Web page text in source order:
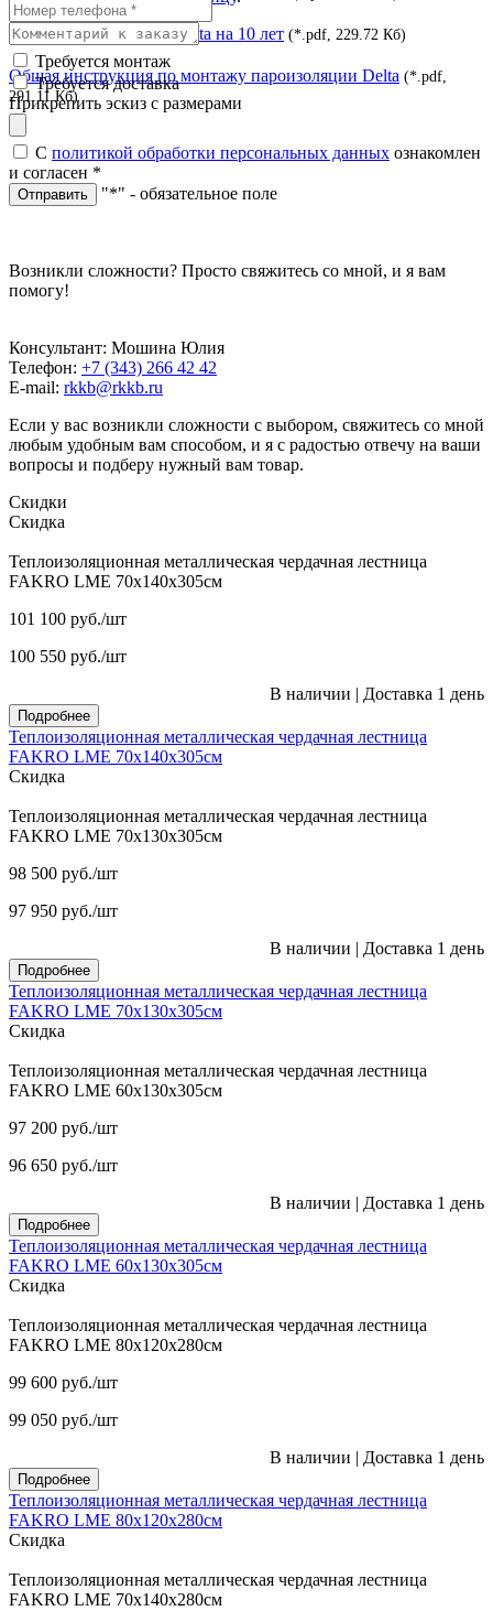
Гарантийная грамота Delta на 10 лет (*.pdf, 229.72 Кб)
Общая инструкция по монтажу пароизоляции Delta (*.pdf,
291.11 Кб)
Требуется монтаж
Требуется доставка
Прикрепить эскиз с размерами
С политикой обработки персональных данных ознакомлен
и согласен *
Отправить "*" - обязательное поле
Возникли сложности? Просто свяжитесь со мной, и я вам
помогу!
Консультант: Мошина Юлия
Телефон: +7 (343) 266 42 42
E-mail: rkkb@rkkb.ru
Если у вас возникли сложности с выбором, свяжитесь со мной
любым удобным вам способом, и я с радостью отвечу на ваши
вопросы и подберу нужный вам товар.
Скидки
Скидка
Теплоизоляционная металлическая чердачная лестница
FAKRO LME 70х140х305см
101 100 руб./шт
100 550 руб./шт
В наличии | Доставка 1 день
Подробнее
Теплоизоляционная металлическая чердачная лестница
FAKRO LME 70х140х305см
Скидка
Теплоизоляционная металлическая чердачная лестница
FAKRO LME 70х130х305см
98 500 руб./шт
97 950 руб./шт
В наличии | Доставка 1 день
Подробнее
Теплоизоляционная металлическая чердачная лестница
FAKRO LME 70х130х305см
Скидка
Теплоизоляционная металлическая чердачная лестница
FAKRO LME 60х130х305см
97 200 руб./шт
96 650 руб./шт
В наличии | Доставка 1 день
Подробнее
Теплоизоляционная металлическая чердачная лестница
FAKRO LME 60х130х305см
Скидка
Теплоизоляционная металлическая чердачная лестница
FAKRO LME 80х120х280см
99 600 руб./шт
99 050 руб./шт
В наличии | Доставка 1 день
Подробнее
Теплоизоляционная металлическая чердачная лестница
FAKRO LME 80х120х280см
Скидка
Теплоизоляционная металлическая чердачная лестница
FAKRO LME 70х140х280см